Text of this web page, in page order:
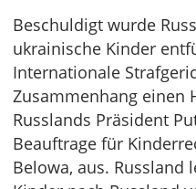
Beschuldigt wurde
ukrainische Kinder
Internationale
Zusammenhang einen
Russlands Präsident
Beauftrage für
Belowa, aus. Russland